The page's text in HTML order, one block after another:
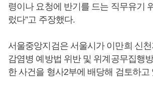
령이나 요청에 반기를 드는 직무유기
렀다”고 주장했다.
서울중앙지검은 서울시가 이만희 신
감염병 예방법 위반 및 위계공무집행
한 사건을 형사2부에 배당해 검토하고